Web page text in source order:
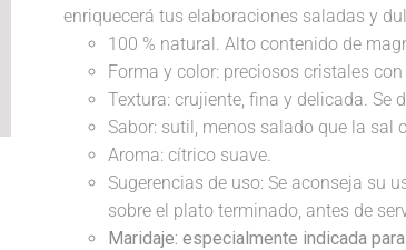
enriquecerá tus elaboraciones saladas y
100 % natural. Alto contenido de
Forma y color: preciosos cristales
Textura: crujiente, fina y delicada. Se
Sabor: sutil, menos salado que la sal
Aroma: cítrico suave.
Sugerencias de uso: Se aconseja su
sobre el plato terminado, antes de
Maridaje: especialmente indicada